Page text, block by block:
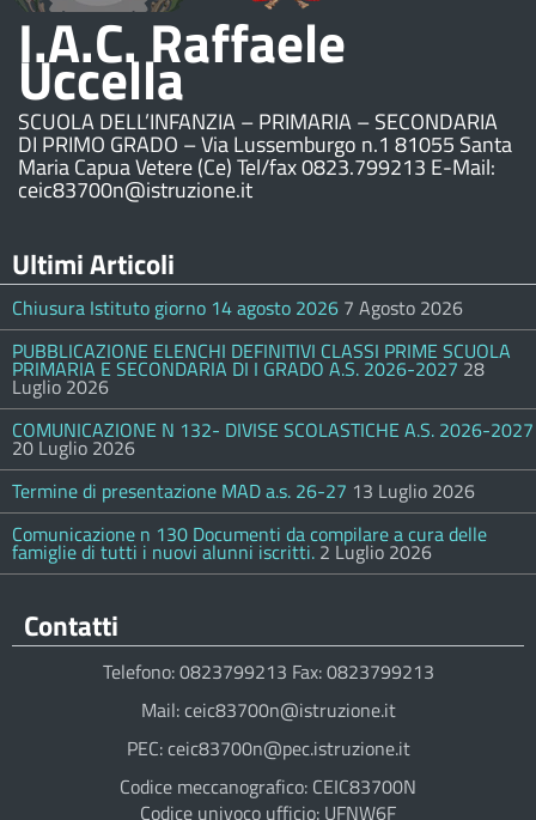
I.A.C. Raffaele
Uccella
SCUOLA DELL’INFANZIA – PRIMARIA – SECONDARIA
DI PRIMO GRADO – Via Lussemburgo n.1 81055 Santa
Maria Capua Vetere (Ce) Tel/fax 0823.799213 E-Mail:
ceic83700n@istruzione.it
Ultimi Articoli
Chiusura Istituto giorno 14 agosto 2026 7 Agosto 2026
PUBBLICAZIONE ELENCHI DEFINITIVI CLASSI PRIME SCUOLA
PRIMARIA E SECONDARIA DI I GRADO A.S. 2026-2027 28
Luglio 2026
COMUNICAZIONE N 132- DIVISE SCOLASTICHE A.S. 2026-2027
20 Luglio 2026
Termine di presentazione MAD a.s. 26-27 13 Luglio 2026
Comunicazione n 130 Documenti da compilare a cura delle
famiglie di tutti i nuovi alunni iscritti. 2 Luglio 2026
Contatti
Telefono: 0823799213 Fax: 0823799213
Mail: ceic83700n@istruzione.it
PEC: ceic83700n@pec.istruzione.it
Codice meccanografico: CEIC83700N
Codice univoco ufficio: UFNW6F